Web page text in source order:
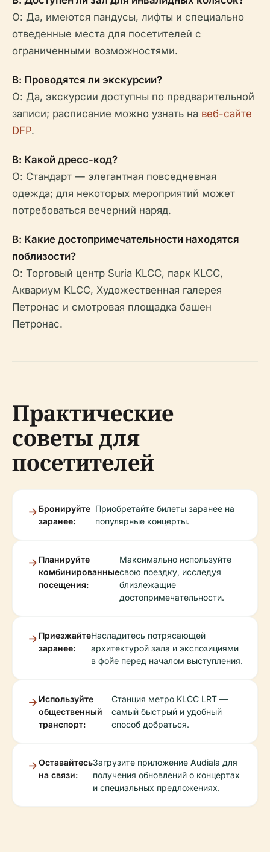
О: Да, имеются пандусы, лифты и специально
отведенные места для посетителей с
ограниченными возможностями.
В: Проводятся ли экскурсии?
О: Да, экскурсии доступны по предварительной
записи; расписание можно узнать на веб-сайте
DFP.
В: Какой дресс-код?
О: Стандарт — элегантная повседневная
одежда; для некоторых мероприятий может
потребоваться вечерний наряд.
В: Какие достопримечательности находятся
поблизости?
О: Торговый центр Suria KLCC, парк KLCC,
Аквариум KLCC, Художественная галерея
Петронас и смотровая площадка башен
Петронас.
Практические
советы для
посетителей
Бронируйте
заранее:
Приобретайте билеты заранее на
популярные концерты.
Планируйте
комбинированные
посещения:
Максимально используйте
свою поездку, исследуя
близлежащие
достопримечательности.
Приезжайте
заранее:
Насладитесь потрясающей
архитектурой зала и экспозициями
в фойе перед началом выступления.
Используйте
общественный
транспорт:
Станция метро KLCC LRT —
самый быстрый и удобный
способ добраться.
Оставайтесь
на связи:
Загрузите приложение Audiala для
получения обновлений о концертах
и специальных предложениях.